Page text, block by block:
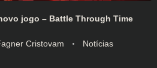
jogo – Battle Through Time
Cristovam Notícias